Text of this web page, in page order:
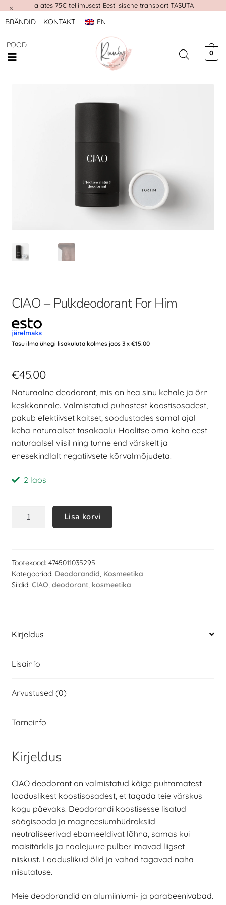
alates 75€ tellimusest Eesti sisene transport TASUTA
×
BRÄNDID KONTAKT EN
POOD
0
CIAO – Pulkdeodorant For Him
Tasu ilma ühegi lisakuluta kolmes jaos 3 x €15.00
€45.00
Naturaalne deodorant, mis on hea sinu kehale ja õrn
keskkonnale. Valmistatud puhastest koostisosadest,
pakub efektiivset kaitset, soodustades samal ajal
keha naturaalset tasakaalu. Hoolitse oma keha eest
naturaalsel viisil ning tunne end värskelt ja
enesekindlalt negatiivsete kõrvalmõjudeta.
2 laos
Lisa korvi
Tootekood: 4745011035295
Kategooriad: Deodorandid, Kosmeetika
Sildid: CIAO, deodorant, kosmeetika
Kirjeldus
Lisainfo
Arvustused (0)
Tarneinfo
Kirjeldus
CIAO deodorant on valmistatud kõige puhtamatest
looduslikest koostisosadest, et tagada teie värskus
kogu päevaks. Deodorandi koostisesse lisatud
söögisooda ja magneesiumhüdroksiid
neutraliseerivad ebameeldivat lõhna, samas kui
maisitärklis ja noolejuure pulber imavad liigset
niiskust. Looduslikud õlid ja vahad tagavad naha
niisutatuse.
Meie deodorandid on alumiiniumi- ja parabeenivabad.